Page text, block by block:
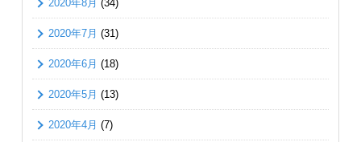
2020年8月 (34)
2020年7月 (31)
2020年6月 (18)
2020年5月 (13)
2020年4月 (7)